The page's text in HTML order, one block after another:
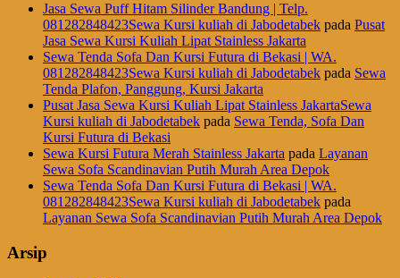
Jasa Sewa Puff Hitam Silinder Bandung | Telp.
081282848423Sewa Kursi kuliah di Jabodetabek pada Pusat
Jasa Sewa Kursi Kuliah Lipat Stainless Jakarta
Sewa Tenda Sofa Dan Kursi Futura di Bekasi | WA.
081282848423Sewa Kursi kuliah di Jabodetabek pada Sewa
Tenda Plafon, Panggung, Kursi Jakarta
Pusat Jasa Sewa Kursi Kuliah Lipat Stainless JakartaSewa
Kursi kuliah di Jabodetabek pada Sewa Tenda, Sofa Dan
Kursi Futura di Bekasi
Sewa Kursi Futura Merah Stainless Jakarta pada Layanan
Sewa Sofa Scandinavian Putih Murah Area Depok
Sewa Tenda Sofa Dan Kursi Futura di Bekasi | WA.
081282848423Sewa Kursi kuliah di Jabodetabek pada
Layanan Sewa Sofa Scandinavian Putih Murah Area Depok
Arsip